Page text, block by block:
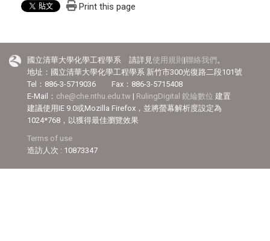
Print this page
國立清華大學化學工程學系 請詳見使用規則 |聯絡我們 。
地址：國立清華大學化學工程學系 新竹市300光復路二段101號
Tel：886-3-5719036 Fax：886-3-5715408
E-Mail： che@che.nthu.edu.tw | RulingDigital 銳綸數位 建置
建議使用IE 9.0或Mozilla Firefox，並將螢幕解析度設定為
1024*768，以獲得最佳瀏覽效果
Terms of use
造訪人次 : 10873347